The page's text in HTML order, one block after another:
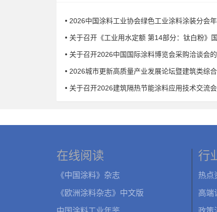
• 2026中国涂料工业协会绿色工业涂料涂装分会
• 关于召开《工业用水定额 第14部分：钛白粉》国
• 关于召开2026中国国际涂料博览会采购洽谈会
• 2026城市更新高质量产业发展论坛暨建筑类综
• 关于召开2026建筑隔热节能涂料应用技术交流
在线阅读
《中国涂料》杂志
《欧洲涂料杂志》中文版
行
热点
高端